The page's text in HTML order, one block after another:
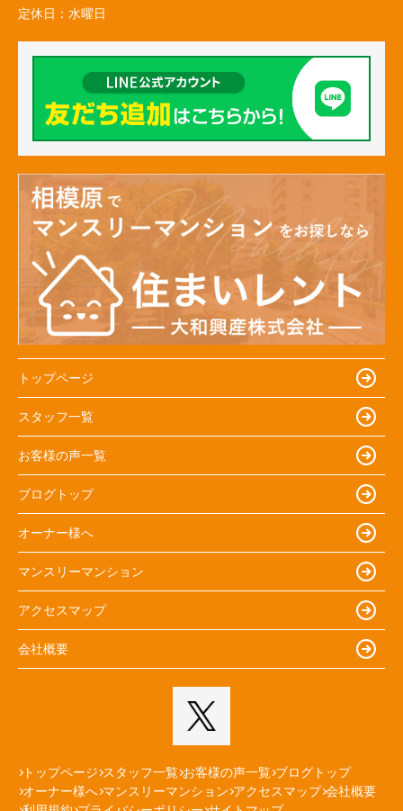
定休日： 水曜日
トップページ
スタッフ一覧
お客様の声一覧
ブログトップ
オーナー様へ
マンスリーマンション
アクセスマップ
会社概要
トップページ スタッフ一覧 お客様の声一覧 ブログトップ
オーナー様へ マンスリーマンション アクセスマップ 会社概要